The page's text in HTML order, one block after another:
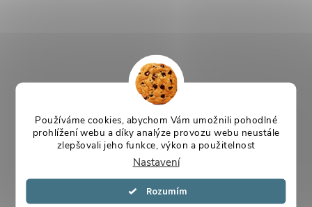
Používáme cookies, abychom Vám umožnili pohodlné
prohlížení webu a díky analýze provozu webu neustále
zlepšovali jeho funkce, výkon a použitelnost
Nastavení
Souhlasím